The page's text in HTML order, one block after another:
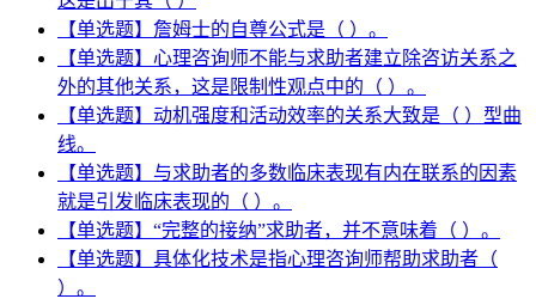
【单选题】詹姆士的自尊公式是（ ）。
【单选题】心理咨询师不能与求助者建立除咨访关系之
外的其他关系，这是限制性观点中的（ ）。
【单选题】动机强度和活动效率的关系大致是（ ）型曲
线。
【单选题】与求助者的多数临床表现有内在联系的因素
就是引发临床表现的（ ）。
【单选题】“完整的接纳”求助者，并不意味着（ ）。
【单选题】具体化技术是指心理咨询师帮助求助者（
）。